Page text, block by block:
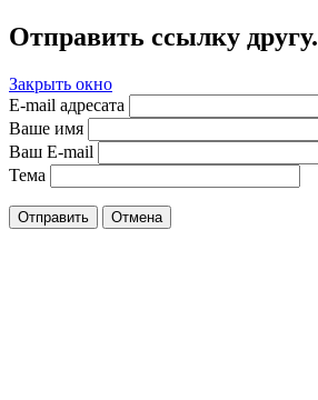
Отправить ссылку другу.
Закрыть окно
E-mail адресата
Ваше имя
Ваш E-mail
Тема
Отправить Отмена